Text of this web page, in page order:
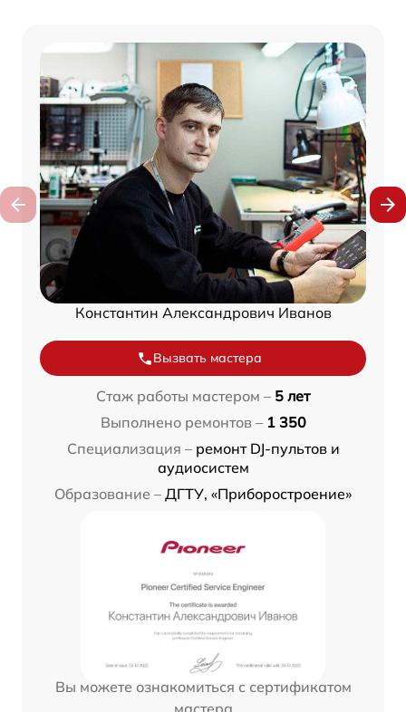
Константин Александрович Иванов
Вызвать мастера
Стаж работы мастером – 5 лет
Выполнено ремонтов – 1 350
Специализация – ремонт DJ-пультов и
аудиосистем
Образование – ДГТУ, «Приборостроение»
Вы можете ознакомиться с сертификатом